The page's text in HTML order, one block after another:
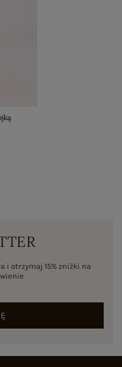
i otrzymaj 15% zniżki na